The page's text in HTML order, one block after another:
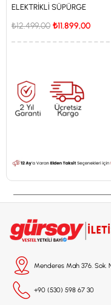
ELEKTRİKLİ SÜPÜRGE
₺11.899,00
₺12.499,00
Menderes Mah 376. Sok.
+90 (530) 598 67 30